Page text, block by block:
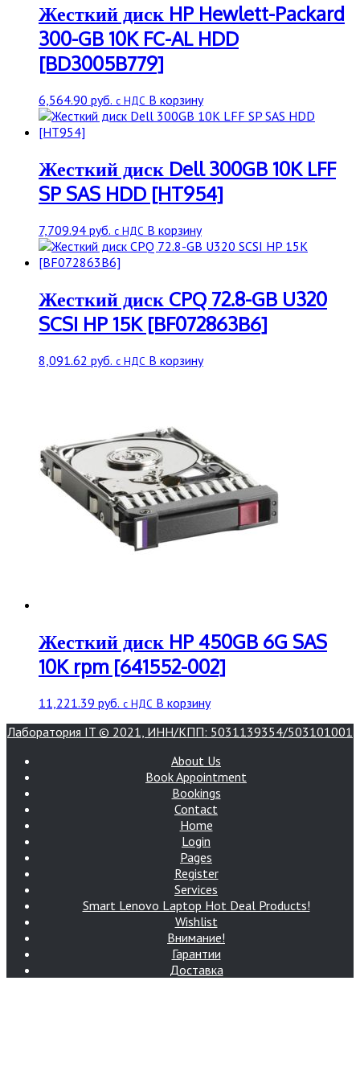
Жесткий диск HP Hewlett-Packard
300-GB 10K FC-AL HDD
[BD3005B779]
6,564.90 руб. с НДС В корзину
Жесткий диск Dell 300GB 10K LFF
SP SAS HDD [HT954]
7,709.94 руб. с НДС В корзину
Жесткий диск CPQ 72.8-GB U320
SCSI HP 15K [BF072863B6]
8,091.62 руб. с НДС В корзину
Жесткий диск HP 450GB 6G SAS
10K rpm [641552-002]
11,221.39 руб. с НДС В корзину
Лаборатория IT © 2021, ИНН/КПП: 5031139354/503101001
About Us
Book Appointment
Bookings
Contact
Home
Login
Pages
Register
Services
Smart Lenovo Laptop Hot Deal Products!
Wishlist
Внимание!
Гарантии
Доставка